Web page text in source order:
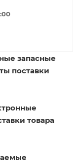
запасные
поставки
товара